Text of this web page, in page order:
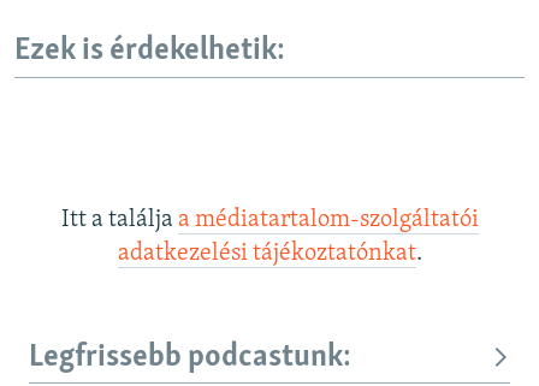
Ezek is érdekelhetik:
Itt a találja a médiatartalom-szolgáltatói
adatkezelési tájékoztatónkat.
Legfrissebb podcastunk: